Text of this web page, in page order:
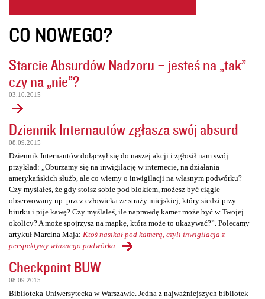
CO NOWEGO?
Starcie Absurdów Nadzoru – jesteś na „tak”
czy na „nie”?
03.10.2015
Dziennik Internautów zgłasza swój absurd
08.09.2015
Dziennik Internautów dołączył się do naszej akcji i zgłosił nam swój
przykład: „Oburzamy się na inwigilację w internecie, na działania
amerykańskich służb, ale co wiemy o inwigilacji na własnym podwórku?
Czy myślałeś, że gdy stoisz sobie pod blokiem, możesz być ciągle
obserwowany np. przez człowieka ze straży miejskiej, który siedzi przy
biurku i pije kawę? Czy myślałeś, ile naprawdę kamer może być w Twojej
okolicy? A może spojrzysz na mapkę, która może to ukazywać?”. Polecamy
artykuł Marcina Maja: Ktoś nasikał pod kamerą, czyli inwigilacja z
perspektywy własnego podwórka
Checkpoint BUW
08.09.2015
Biblioteka Uniwersytecka w Warszawie. Jedna z najważniejszych bibliotek